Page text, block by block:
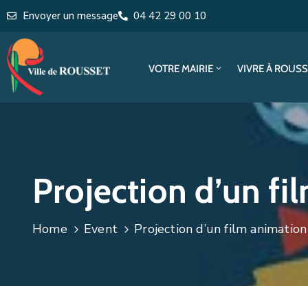
Envoyer un message 04 42 29 00 10
VOTRE MAIRIE VIVRE À
Projection d’un
Home Event Projection d’un film